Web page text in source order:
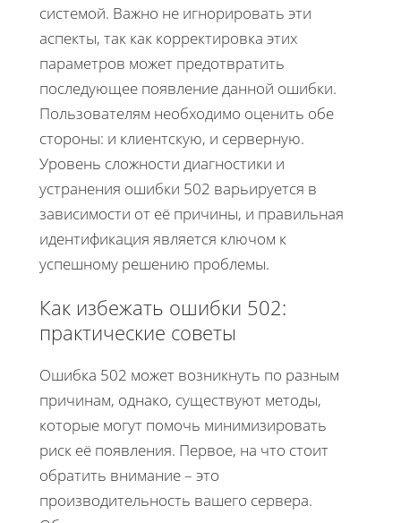
системой. Важно не игнорировать эти
аспекты, так как корректировка этих
параметров может предотвратить
последующее появление данной ошибки.
Пользователям необходимо оценить обе
стороны: и клиентскую, и серверную.
Уровень сложности диагностики и
устранения ошибки 502 варьируется в
зависимости от её причины, и правильная
идентификация является ключом к
успешному решению проблемы.
Как избежать ошибки 502:
практические советы
Ошибка 502 может возникнуть по разным
причинам, однако, существуют методы,
которые могут помочь минимизировать
риск её появления. Первое, на что стоит
обратить внимание – это
производительность вашего сервера.